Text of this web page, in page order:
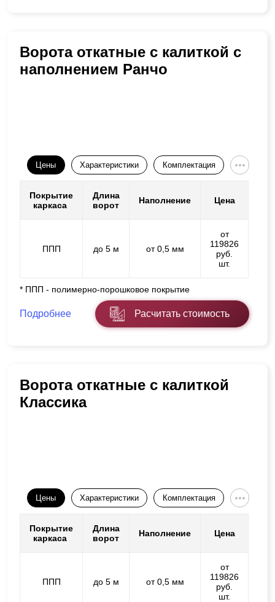
Ворота откатные с калиткой с
наполнением Ранчо
Цены Характеристики Комплектация
Покрытие
каркаса
Длина
ворот
Наполнение Цена
ППП до 5 м от 0,5 мм
от
119826
руб.
шт.
* ППП - полимерно-порошковое покрытие
Подробнее Расчитать стоимость
Ворота откатные с калиткой
Классика
Цены Характеристики Комплектация
Покрытие
каркаса
Длина
ворот
Наполнение Цена
ППП до 5 м от 0,5 мм
от
119826
руб.
шт.